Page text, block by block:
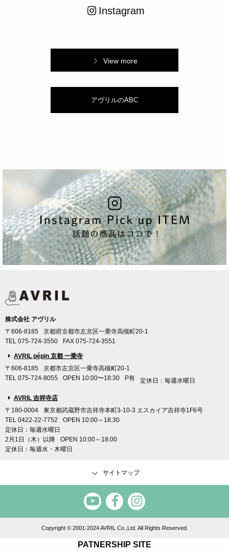
Instagram
View more
アヴリルのABC
株式会社 アヴリル
〒606-8185
京都府京都市左京区一乗寺高槻町20-1
TEL 075-724-3550
FAX 075-724-3551
AVRIL pépin 京都 一乗寺
〒606-8185
京都市左京区一乗寺高槻町20-1
TEL 075-724-8055
OPEN 10:00〜18:30 P有 定休日：毎週水曜日
AVRIL 吉祥寺店
〒180-0004
東京都武蔵野市吉祥寺本町3-10-3 エスカイア吉祥寺1F6号
TEL 0422-22-7752
OPEN 10:00～18:30
定休日：毎週水曜日
2月1日（木）以降
OPEN 10:00～18:00
定休日：毎週水・木曜日
サイトマップ
ダウンロード
ショッピングガイド
ご注文の手順
Copyright © 2001-2024 AVRIL Co.,Ltd. All Rights Reserved.
PATNERSHIP SITE